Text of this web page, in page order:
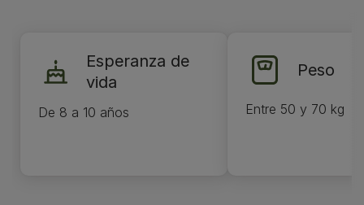
Esperanza de
vida
De 8 a 10 años
Peso
Entre 50 y 70 kg